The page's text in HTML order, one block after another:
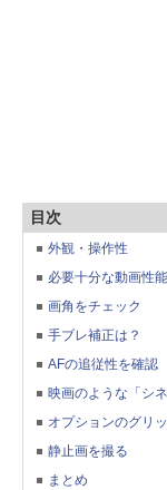
目次
外観・操作性
必要十分な動画性能
画角をチェック
手ブレ補正は？
AFの追従性を確認
映画のような「シ
オプションのグリ
静止画を撮る
まとめ